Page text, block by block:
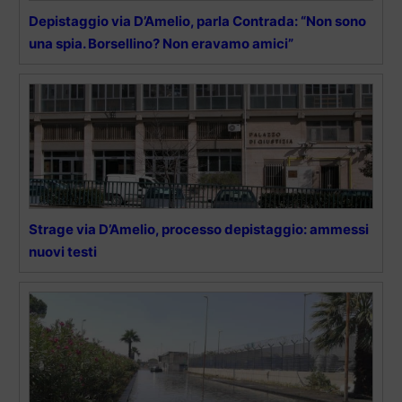
Depistaggio via D’Amelio, parla Contrada: “Non sono
una spia. Borsellino? Non eravamo amici”
Strage via D’Amelio, processo depistaggio: ammessi
nuovi testi